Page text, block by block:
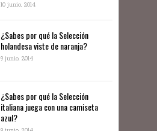
10 junio, 2014
​¿Sabes por qué la Selección
holandesa viste de naranja?
9 junio, 2014
¿Sabes por qué la Selección
italiana juega con una camiseta
azul?